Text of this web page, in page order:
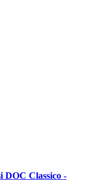
DOC Classico -